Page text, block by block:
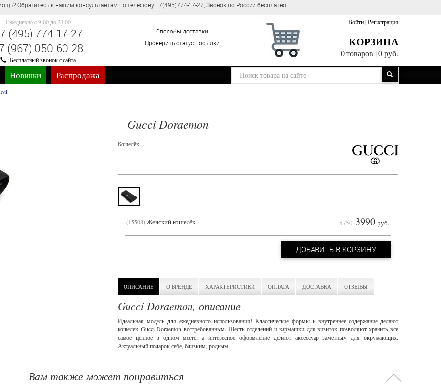
Обратитесь к нашим консультантам по телефону +7(495)774-17-27, Звонок по России бесплатно.
Ежедневно c 9:00 до 21:00
(495) 774-17-27
(967) 050-60-28
Бесплатный звонок с сайта
Способы доставки
Проверить статус посылки
Войти|Регистрация
КОРЗИНА
0 товаров |0 руб.
Новинки Распродажа
Gucci Doraemon
Кошелёк
15508 Женский кошелёк 5750 3990 руб.
ДОБАВИТЬ В КОРЗИНУ
ОПИСАНИЕ О БРЕНДЕ ХАРАКТЕРИСТИКИ ОПЛАТА ДОСТАВКА ОТЗЫВЫ
Gucci Doraemon, описание
Идеальная модель для ежедневного использования! Классические формы и внутреннее содержание делают
кошелек Gucci Doraemon востребованным. Шесть отделений и кармашки для визиток позволяют хранить все
самое ценное в одном месте, а интересное оформление делают аксессуар заметным для окружающих.
Актуальный подарок себе, близким, родным.
Вам также может понравиться